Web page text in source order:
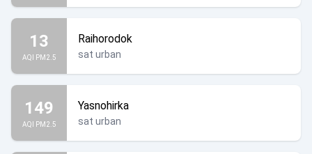
13
AQI PM2.5
Raihorodok
sat urban
149
AQI PM2.5
Yasnohirka
sat urban